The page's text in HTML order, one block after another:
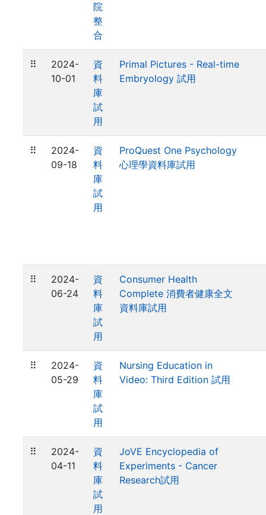
院
整
合
⠿
2024-
10-01
資
料
庫
試
用
Primal Pictures - Real-time
Embryology 試用
⠿
2024-
09-18
資
料
庫
試
用
ProQuest One Psychology
心理學資料庫試用
⠿
2024-
06-24
資
料
庫
試
用
Consumer Health
Complete 消費者健康全文
資料庫試用
⠿
2024-
05-29
資
料
庫
試
用
Nursing Education in
Video: Third Edition 試用
⠿
2024-
04-11
資
料
庫
試
用
JoVE Encyclopedia of
Experiments - Cancer
Research試用